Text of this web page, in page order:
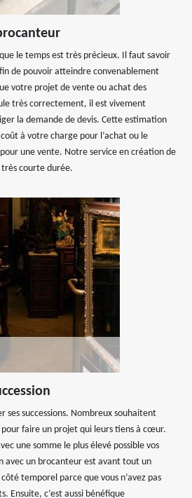
le temps est très précieux. Il faut savoir
de pouvoir atteindre convenablement
votre projet de vente ou achat des
très correctement, il est vivement
la demande de devis. Cette estimation
à votre charge pour l’achat ou le
une vente. Notre service en création de
très courte durée.
ses successions. Nombreux souhaitent
faire un projet qui leurs tiens à cœur.
une somme le plus élevé possible vos
avec un brocanteur est avant tout un
temporel parce que vous n’avez pas
Ensuite, c’est aussi bénéfique